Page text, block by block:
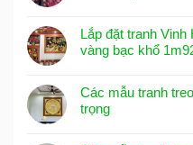
Lắp đặt tranh Vinh
vàng bạc khổ
Các mẫu tranh
trọng